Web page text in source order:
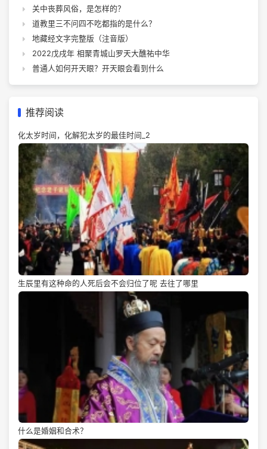
关中丧葬风俗，是怎样的？
道教里三不问四不吃都指的是什么？
地藏经文字完整版（注音版）
2022戊戌年 相聚青城山罗天大醮祐中华
普通人如何开天眼？开天眼会看到什么
推荐阅读
化太岁时间，化解犯太岁的最佳时间_2
生辰里有这种命的人死后会不会归位了呢 去往了哪里
什么是婚姻和合术？